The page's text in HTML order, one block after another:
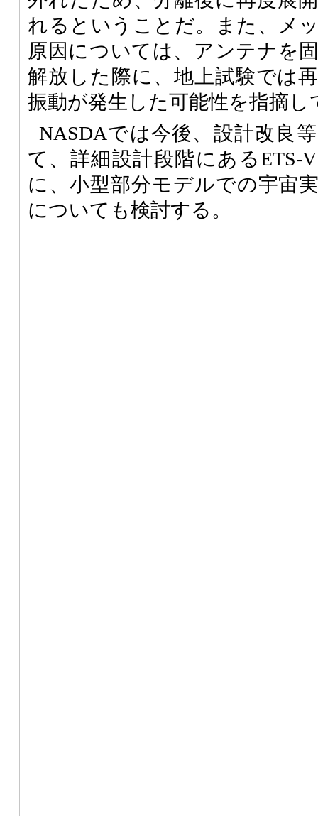
れるということだ。また、メ
原因については、アンテナを
解放した際に、地上試験では
振動が発生した可能性を指摘し
NASDAでは今後、設計改良
て、詳細設計段階にあるETS-
に、小型部分モデルでの宇宙
についても検討する。